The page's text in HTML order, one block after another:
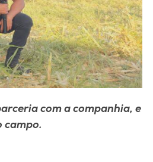
com a companhia, e
campo.